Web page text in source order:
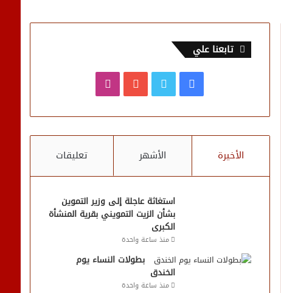
تابعنا علي
فيسبوك يوتيوب
الأخيرة الأشهر تعليقات
استغاثة عاجلة إلى وزير التموين
بشأن الزيت التمويني بقرية المنشأة
الكبرى
منذ ساعة واحدة
بطولات النساء يوم
الخندق
منذ ساعة واحدة